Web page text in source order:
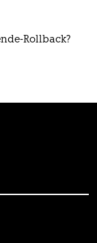
Rollback?